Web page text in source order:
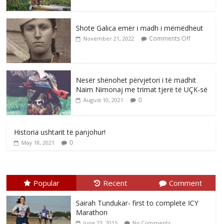
Shote Galica emër i madh i mëmëdheut
November 21, 2022 Comments Off
Nesër shënohet përvjetori i të madhit
Naim Nimonaj me trimat tjerë të UÇK-së
August 10, 2021 0
Historia ushtarit të panjohur!
May 18, 2021 0
Popular Recent Comment
Sairah Tundukar- first to complete ICY
Marathon